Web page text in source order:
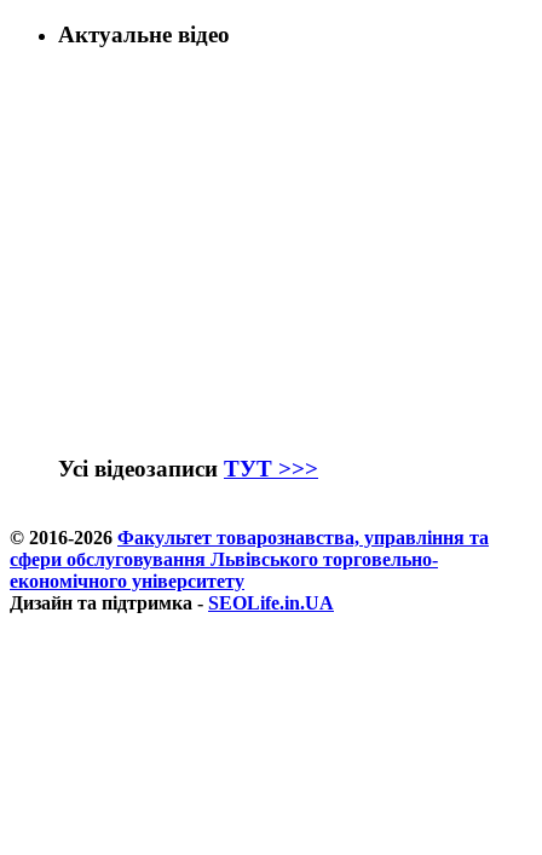
Актуальне відео
Усі відеозаписи ТУТ >>>
© 2016-2026 Факультет товарознавства, управління та
сфери обслуговування Львівського торговельно-
економічного університету
Дизайн та підтримка - SEOLife.in.UA